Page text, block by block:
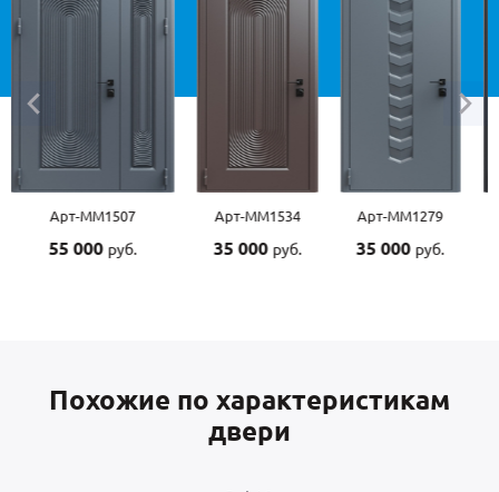
Арт-ММ1534
35 000руб.
Арт-ММ1279
35 000руб.
Арт-ММ1570
45 000руб.
Похожие по характеристикам
двери